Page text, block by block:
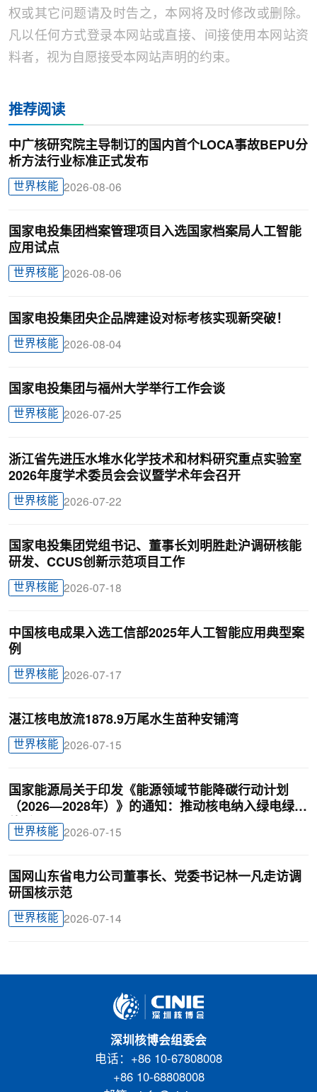
权或其它问题请及时告之，本网将及时修改或删除。
凡以任何方式登录本网站或直接、间接使用本网站资
料者，视为自愿接受本网站声明的约束。
推荐阅读
中广核研究院主导制订的国内首个LOCA事故BEPU分
析方法行业标准正式发布
世界核能 2026-08-06
国家电投集团档案管理项目入选国家档案局人工智能
应用试点
世界核能 2026-08-06
国家电投集团央企品牌建设对标考核实现新突破！
世界核能 2026-08-04
国家电投集团与福州大学举行工作会谈
世界核能 2026-07-25
浙江省先进压水堆水化学技术和材料研究重点实验室
2026年度学术委员会会议暨学术年会召开
世界核能 2026-07-22
国家电投集团党组书记、董事长刘明胜赴沪调研核能
研发、CCUS创新示范项目工作
世界核能 2026-07-18
中国核电成果入选工信部2025年人工智能应用典型案
例
世界核能 2026-07-17
湛江核电放流1878.9万尾水生苗种安铺湾
世界核能 2026-07-15
国家能源局关于印发《能源领域节能降碳行动计划
（2026—2028年）》的通知：推动核电纳入绿电绿证
体系
世界核能 2026-07-15
国网山东省电力公司董事长、党委书记林一凡走访调
研国核示范
世界核能 2026-07-14
深圳核博会组委会
电话：+86 10-67808008
+86 10-68808008